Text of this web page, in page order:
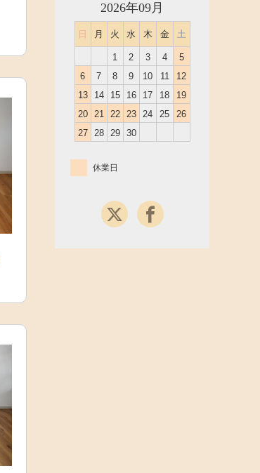
2026年09月
日 月 火 水 木 金 土
1 2 3 4
5
6
7 8 9 10 11
12
13
14 15 16 17 18
19
20
21 22 23 24 25
26
27
28 29 30
休業日